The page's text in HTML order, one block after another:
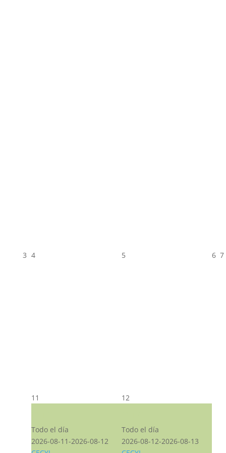
3 4 5 6 7
11
Todo el día
2026-08-11-2026-08-12
12
Todo el día
2026-08-12-2026-08-13